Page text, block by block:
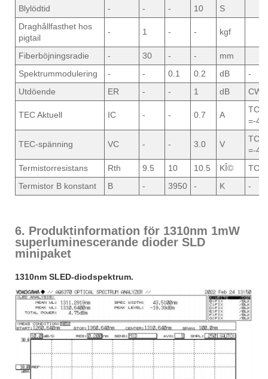
Blylödtid
- - - 10
S
Draghållfasthet hos
pigtail
- 1 - - kgf
Fiberböjningsradie - 30 - -
mm
Spektrummodulering
- - 0.1 0.2 dB
-
Utdöende
ER - - 1 dB CW
TEC Aktuell IC - - 0.7 A
TC
=-
TEC-spänning VC - - 3.0 V
TC
=-
Termistorresistans
Rth 9.5 10 10.5 KÎ©
TC
Termistor B konstant
B - 3950 - K -
6. Produktinformation för 1310nm 1mW
superluminescerande dioder SLD
minipaket
1310nm SLED-diodspektrum.